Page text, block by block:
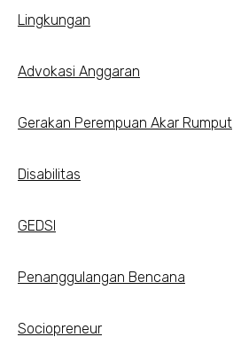
Lingkungan
Advokasi Anggaran
Gerakan Perempuan Akar Rumput
Disabilitas
GEDSI
Penanggulangan Bencana
Sociopreneur